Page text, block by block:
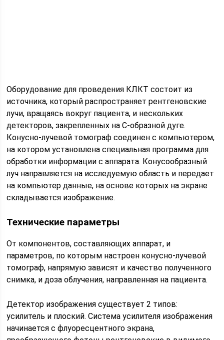
Оборудование для проведения КЛКТ состоит из
источника, который распространяет рентгеновские
лучи, вращаясь вокруг пациента, и нескольких
детекторов, закрепленных на С-образной дуге.
Конусно-лучевой томограф соединен с компьютером,
на котором установлена специальная программа для
обработки информации с аппарата. Конусообразный
луч направляется на исследуемую область и передает
на компьютер данные, на основе которых на экране
складывается изображение.
Технические параметры
От компонентов, составляющих аппарат, и
параметров, по которым настроен конусно-лучевой
томограф, напрямую зависят и качество полученного
снимка, и доза облучения, направленная на пациента.
Детектор изображения существует 2 типов:
усилитель и плоский. Система усилителя изображения
начинается с флуоресцентного экрана,